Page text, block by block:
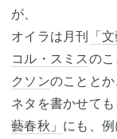
が、
オイラは月刊 「
コル・スミスのこ
クソンのことと
ネタを書かせて
藝春秋」 にも、